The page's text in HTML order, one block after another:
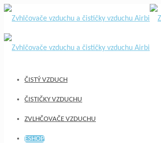
ČISTÝ VZDUCH
ČISTIČKY VZDUCHU
ZVLHČOVAČE VZDUCHU
ESHOP